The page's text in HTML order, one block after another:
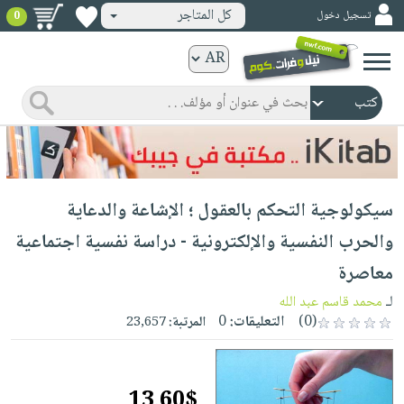
ورقية
المواضيع
صدر
حديثاً
الأكثر
مبيعاً
جوائز
شحن
مخفض
عروض
خاصة
صفحات
مشوقة
كتب
الكترونية
الرئيسية
صدر
حديثاً
الأكثر
مبيعاً
كتب
مجانية
كتب
صوتية
الصفحة
الرئيسية
masmu3
بلا
أطفال
وناشئة
الصفحة
تسجيل دخول كل المتاجر 0
سيكولوجية التحكم بالعقول ؛ الإشاعة والدعاية
والحرب النفسية والإلكترونية - دراسة نفسية اجتماعية
معاصرة
لـمحمد قاسم عبد الله
(0)
التعليقات:0 المرتبة:23,657